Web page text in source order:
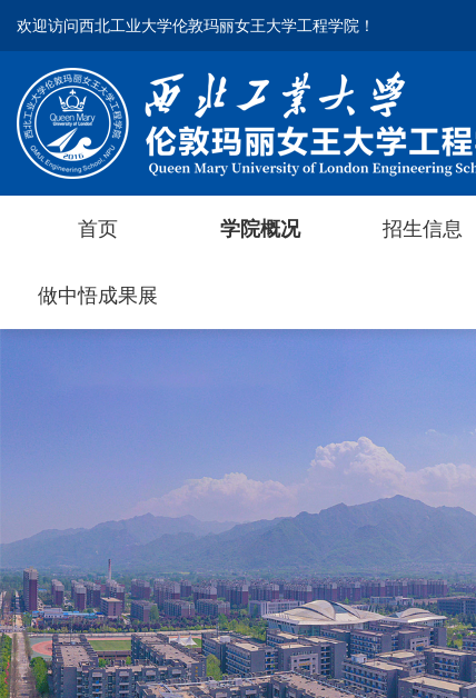
欢迎访问西北工业大学伦敦玛丽女王大学工程学院！
首页 学院概况 招生信息
做中悟成果展
欢迎访问西北工业大学伦敦玛丽女王大学工程学院！
首页 学院概况 招生信息
做中悟成果展